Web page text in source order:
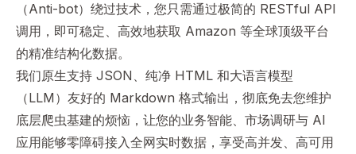
（Anti-bot）绕过技术，您只需通过极简的 RESTful API
调用，即可稳定、高效地获取 Amazon 等全球顶级平台
的精准结构化数据。
我们原生支持 JSON、纯净 HTML 和大语言模型
（LLM）友好的 Markdown 格式输出，彻底免去您维护
底层爬虫基建的烦恼，让您的业务智能、市场调研与 AI
应用能够零障碍接入全网实时数据，享受高并发、高可用